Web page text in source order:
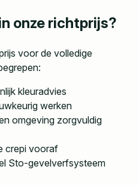
onze richtprijs?
voor de volledige
kleuradvies
werken
omgeving zorgvuldig
crepi vooraf
Sto-gevelverfsysteem